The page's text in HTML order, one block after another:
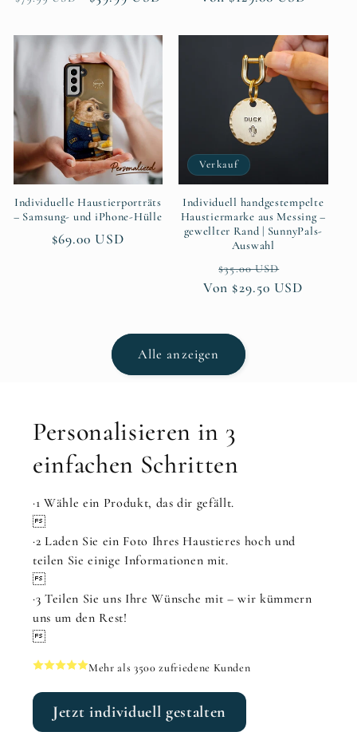
Individuelle Haustierporträts
– Samsung- und iPhone-Hülle
Normaler
$69.00 USD
Verkauf
Individuell handgestempelte
Haustiermarke aus Messing –
gewellter Rand | SunnyPals-
Auswahl
Normaler
Preis
$35.00 USD
Von $29.50 USD
Alle anzeigen
Personalisieren in 3
einfachen Schritten
·1 Wähle ein Produkt, das dir gefällt.
·2 Laden Sie ein Foto Ihres Haustieres hoch und
teilen Sie einige Informationen mit.
·3 Teilen Sie uns Ihre Wünsche mit – wir kümmern
uns um den Rest!
Mehr als 3500 zufriedene Kunden
Jetzt individuell gestalten